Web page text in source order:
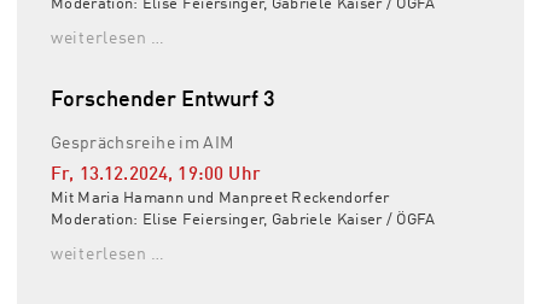
Moderation: Elise Feiersinger, Gabriele Kaiser / ÖGFA
weiterlesen …
Forschender Entwurf 3
Gesprächsreihe im AIM
Fr, 13.12.2024, 19:00 Uhr
Mit Maria Hamann und Manpreet Reckendorfer
Moderation: Elise Feiersinger, Gabriele Kaiser / ÖGFA
weiterlesen …